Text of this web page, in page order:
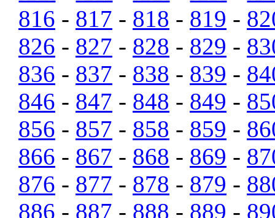
816 - 817 - 818 - 819 -
826 - 827 - 828 - 829 -
836 - 837 - 838 - 839 -
846 - 847 - 848 - 849 -
856 - 857 - 858 - 859 -
866 - 867 - 868 - 869 -
876 - 877 - 878 - 879 -
886 - 887 - 888 - 889 -